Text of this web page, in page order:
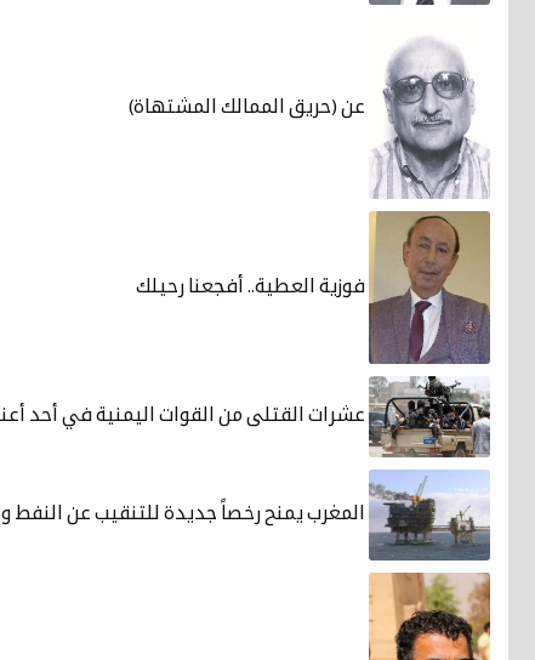
عن (حريق الممالك المشتهاة)
فوزية العطية.. أفجعنا رحيلك
عشرات القتلى من القوات اليمنية في أحد
المغرب يمنح رخصاً جديدة للتنقيب عن النفط